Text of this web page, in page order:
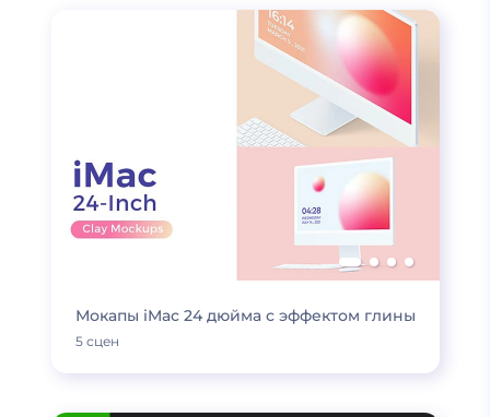
Мокапы iMac 24 дюйма с эффектом глины
5 сцен